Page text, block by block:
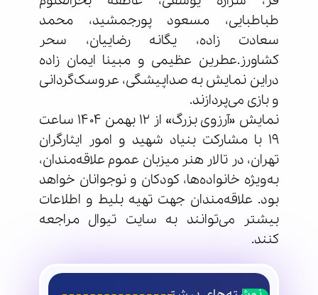
طباطبایی، مسعود پورجمشید، محمد
سعادت زاده، یگانه رضاییان، سحر
کشاورز.عطرین عظیمی و مبینا ایمان زاده
دراین نمایش به صداپیشگی،‌ عروسک‌گردانی
و بازی می‌پردازند.
نمایش «آرزوی بزرگ» از ۱۲ بهمن ۱۴۰۴ ساعت
۱۹ با مشارکت بنیاد شهید و امور ایثارگران
تهران، در تالار هنر میزبان عموم علاقه‌مندان،
به‌ویژه خانواده‌ها، کودکان و نوجوانان خواهد
بود. علاقه‌مندان جهت تهیه بلیط و اطلاعات
بیشتر می‌توانند به سایت تیوال مراجعه
کنند.